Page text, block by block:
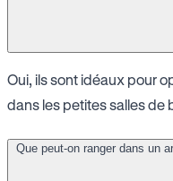
Oui, ils sont idéaux pour
dans les petites salles de
Que peut-on ranger dans un